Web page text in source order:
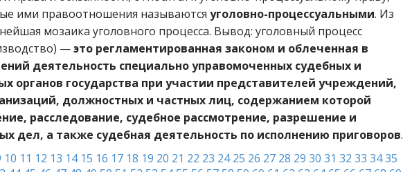
ими правоотношения называются уголовно-процессуальными. Из
мозаика уголовного процесса. Вывод: уголовный процесс
—это регламентированная законом и облеченная в
деятельность специально управомоченных судебных и
органов государства при участии представителей учреждений,
должностных и частных лиц, содержанием которой
расследование, судебное рассмотрение, разрешение и
дел, а также судебная деятельность по исполнению приговоров.
10 11 12 13 14 15 16 17 18 19 20 21 22 23 24 25 26 27 28 29 30 31 32 33 3435